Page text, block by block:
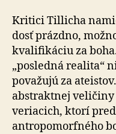
Kritici Tillicha
dosť prázdno,
kvalifikáciu za
„posledná realita“
považujú za
abstraktnej veličiny
veriacich, ktorí
antropomorfného